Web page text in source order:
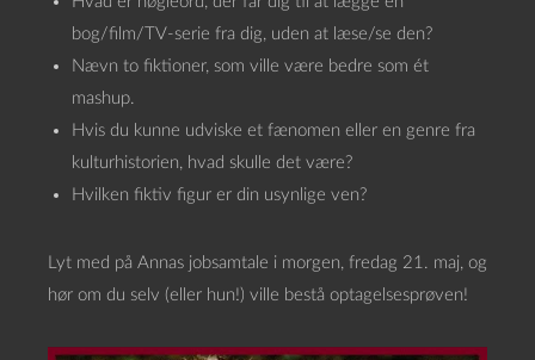
bog/film/TV-serie fra dig, uden at læse/se den?
Nævn to fiktioner, som ville være bedre som ét
mashup.
Hvis du kunne udviske et fænomen eller en genre fra
kulturhistorien, hvad skulle det være?
Hvilken fiktiv figur er din usynlige ven?
Lyt med på Annas jobsamtale i morgen, fredag 21. maj, og
hør om du selv (eller hun!) ville bestå optagelsesprøven!